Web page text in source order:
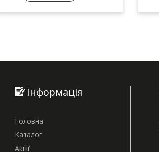
Інформація
Головна
Каталог
Акції